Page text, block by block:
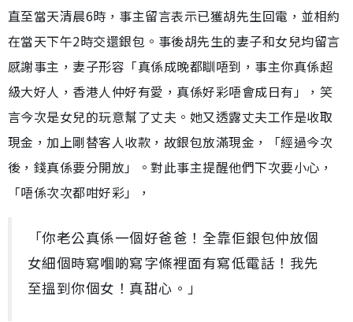
直至當天清晨6時，事主留言表示已獲胡先生回電，並相約
在當天下午2時交還銀包。事後胡先生的妻子和女兒均留言
感謝事主，妻子形容「真係成晚都瞓唔到，事主你真係超
級大好人，香港人仲好有愛，真係好彩唔會成日有」，笑
言今次是女兒的玩意幫了丈夫。她又透露丈夫工作是收取
現金，加上剛替客人收款，故銀包放滿現金，「經過今次
後，錢真係要分開放」。對此事主提醒他們下次要小心，
「唔係次次都咁好彩」，
「你老公真係一個好爸爸！全靠佢銀包仲放個
女細個時寫嗰啲寫字條裡面有寫低電話！我先
至搵到你個女！真甜心。」